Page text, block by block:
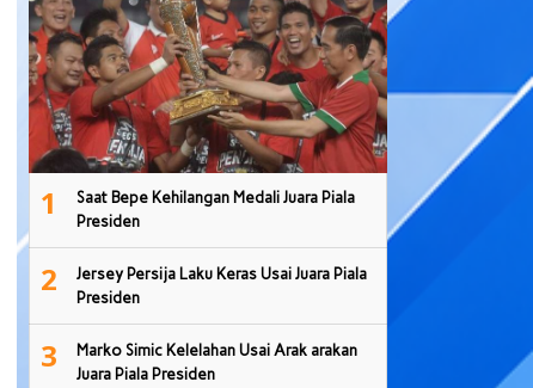
1
Saat Bepe Kehilangan Medali Juara Piala
Presiden
2
Jersey Persija Laku Keras Usai Juara Piala
Presiden
3
Marko Simic Kelelahan Usai Arak arakan
Juara Piala Presiden